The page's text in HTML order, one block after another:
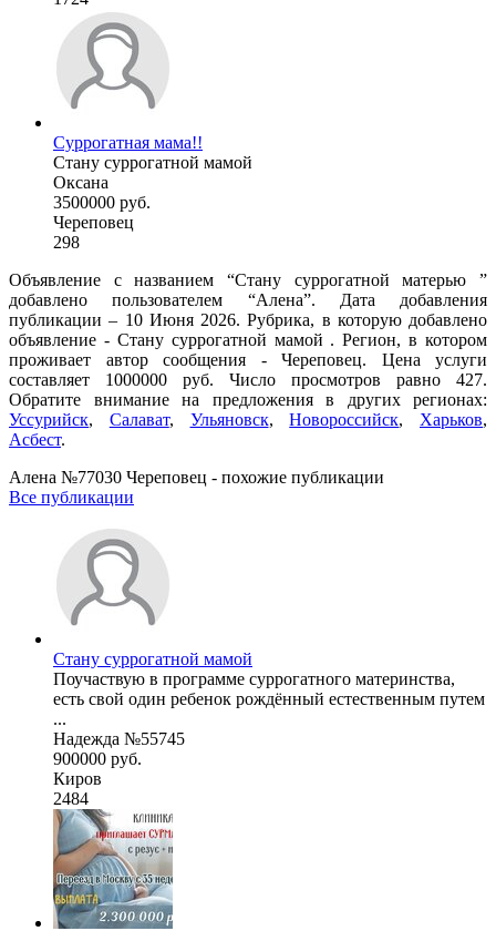
Суррогатная мама!!
Стану суррогатной мамой
Оксана
3500000 руб.
Череповец
298
Объявление с названием “Стану суррогатной матерью ”
добавлено пользователем “Алена”. Дата добавления
публикации – 10 Июня 2026. Рубрика, в которую добавлено
объявление - Cтану суррогатной мамой . Регион, в котором
проживает автор сообщения - Череповец. Цена услуги
составляет 1000000 руб. Число просмотров равно 427.
Обратите внимание на предложения в других регионах:
Уссурийск, Салават, Ульяновск,Новороссийск, Харьков,
Асбест.
Алена №77030 Череповец - похожие публикации
Все публикации
Стану суррогатной мамой
Поучаствую в программе суррогатного материнства,
есть свой один ребенок рождённый естественным путем
...
Надежда №55745
900000 руб.
Киров
2484